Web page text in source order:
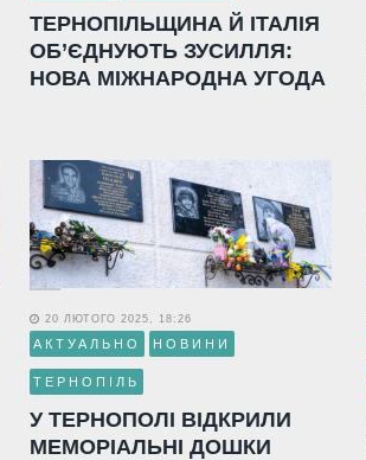
ТЕРНОПІЛЬЩИНА Й ІТАЛІЯ
ОБ’ЄДНУЮТЬ ЗУСИЛЛЯ:
НОВА МІЖНАРОДНА УГОДА
20 ЛЮТОГО 2025, 18:26
АКТУАЛЬНО НОВИНИ
ТЕРНОПІЛЬ
У ТЕРНОПОЛІ ВІДКРИЛИ
МЕМОРІАЛЬНІ ДОШКИ